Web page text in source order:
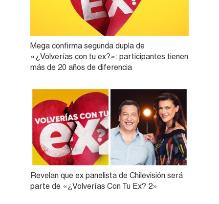
Mega confirma segunda dupla de
«¿Volverías con tu ex?»: participantes tienen
más de 20 años de diferencia
Revelan que ex panelista de Chilevisión será
parte de «¿Volverías Con Tu Ex? 2»